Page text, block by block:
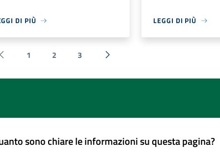
DI PIÙ LEGGI DI PIÙ
Pagina precedente
1 2 3
Successiva »
sono chiare le informazioni su questa pagina?